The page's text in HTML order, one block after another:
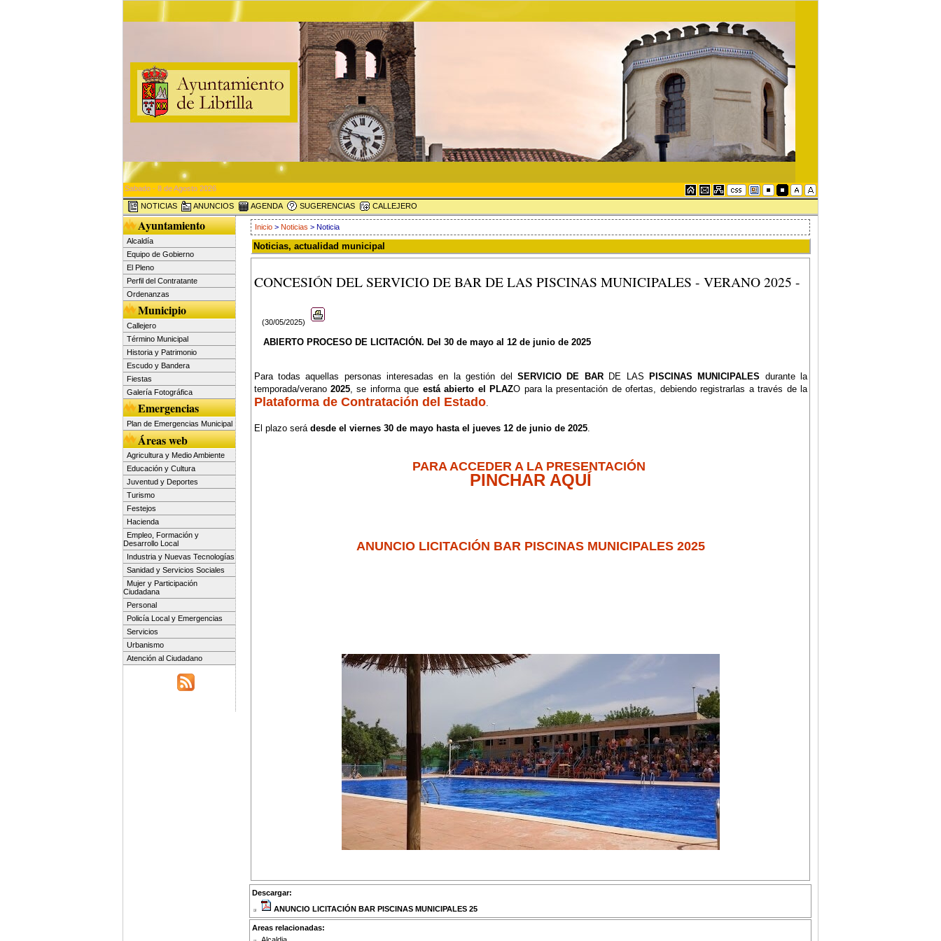
Sabado - 8 de Agosto 2026
NOTICIAS ANUNCIOS AGENDA SUGERENCIAS CALLEJERO
Ayuntamiento
Alcaldía
Equipo de Gobierno
El Pleno
Perfil del Contratante
Ordenanzas
Municipio
Callejero
Término Municipal
Historia y Patrimonio
Escudo y Bandera
Fiestas
Galería Fotográfica
Emergencias
Plan de Emergencias Municipal
Áreas web
Agricultura y Medio Ambiente
Educación y Cultura
Juventud y Deportes
Turismo
Festejos
Hacienda
Empleo, Formación y
Desarrollo Local
Industria y Nuevas Tecnologías
Sanidad y Servicios Sociales
Mujer y Participación
Ciudadana
Personal
Policía Local y Emergencias
Servicios
Urbanismo
Atención al Ciudadano
Inicio > Noticias > Noticia
Noticias, actualidad municipal
CONCESIÓN DEL SERVICIO DE BAR DE LAS PISCINAS MUNICIPALES - VERANO 2025 -
(30/05/2025)
ABIERTO PROCESO DE LICITACIÓN. Del 30 de mayo al 12 de junio de 2025
Para todas aquellas personas interesadas en la gestión del SERVICIO DE BARDE LAS PISCINAS MUNICIPALES durante la
temporada/verano 2025, se informa que está abierto el PLAZO para la presentación de ofertas, debiendo registrarlas a través de la
Plataforma de Contratación del Estado.
El plazo será desde el viernes 30 de mayo hasta el jueves 12 de junio de 2025.
PARA ACCEDER A LA PRESENTACIÓN
PINCHAR AQUÍ
ANUNCIO LICITACIÓN BAR PISCINAS MUNICIPALES 2025
Descargar:
ANUNCIO LICITACIÓN BAR PISCINAS MUNICIPALES 25
Areas relacionadas: